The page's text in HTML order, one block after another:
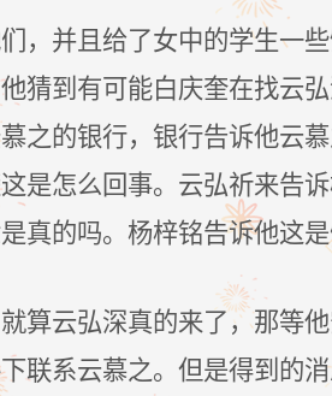
，并且给了女中的学生一
猜到有可能白庆奎在找云
之的银行，银行告诉他云
是怎么回事。云弘祈来告
真的吗。杨梓铭告诉他这
算云弘深真的来了，那等
联系云慕之。但是得到的